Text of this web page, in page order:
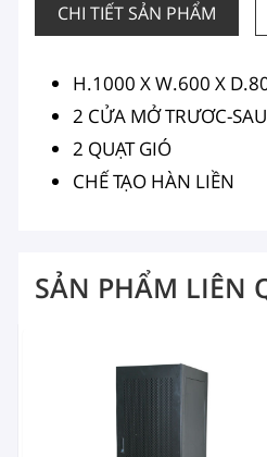
CHI TIẾT SẢN PHẨM
H.1000 X W.600 X
2 CỬA MỞ TRƯƠC-SAU
2 QUẠT GIÓ
CHẾ TẠO HÀN LIỀN
SẢN PHẨM LIÊN